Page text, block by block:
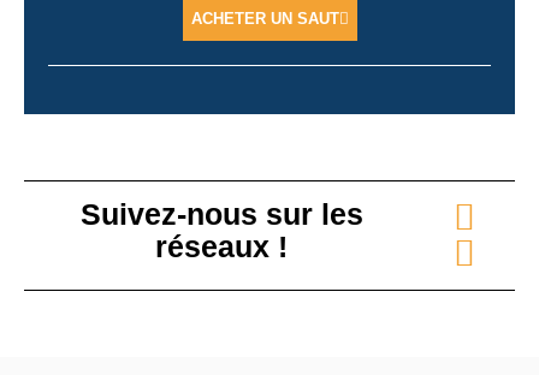
ACHETER UN SAUT
Suivez-nous sur les
réseaux !